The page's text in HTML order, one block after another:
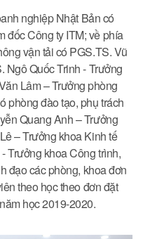
nghiệp Nhật Bản có
đốc Công ty ITM; về phía
vận tải có PGS.TS. Vũ
Ngô Quốc Trinh - Trưởng
Lâm – Trưởng phòng
phòng đào tạo, phụ trách
Quang Anh – Trưởng
– Trưởng khoa Kinh tế
Trưởng khoa Công trình,
đạo các phòng, khoa đơn
theo học theo đơn đặt
học 2019-2020.